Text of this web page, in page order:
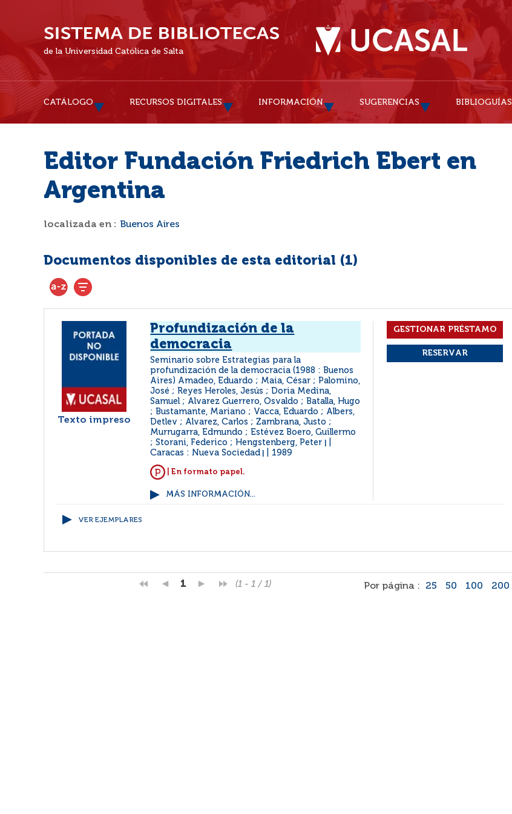
de la Universidad Católica de Salta
CATÁLOGO RECURSOS DIGITALES INFORMACIÓN SUGERENCIAS BIBLIOGUÍAS
Editor Fundación Friedrich Ebert en
Argentina
localizada en : Buenos Aires
Documentos disponibles de esta editorial (1)
Texto impreso
Profundización de la
democracia
Seminario sobre Estrategias para la
profundización de la democracia (1988 : Buenos
Aires) Amadeo, Eduardo ; Maia, César ; Palomino,
José ; Reyes Heroles, Jesús ; Doria Medina,
Samuel ; Alvarez Guerrero, Osvaldo ; Batalla, Hugo
; Bustamante, Mariano ; Vacca, Eduardo ; Albers,
Detlev ; Alvarez, Carlos ; Zambrana, Justo ;
Murrugarra, Edmundo ; Estévez Boero, Guillermo
; Storani, Federico ; Hengstenberg, Peter
Caracas : Nueva Sociedad 1989
| En formato papel.
MÁS INFORMACIÓN...
VER EJEMPLARES
1 (1 - 1 / 1) Por página : 25 50 100 200